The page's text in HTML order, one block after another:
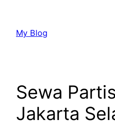
konten
My Blog
Sewa
Jakarta